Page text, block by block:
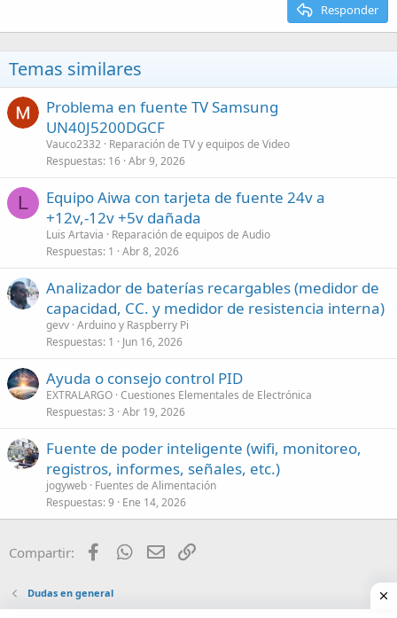
Responder
Temas similares
Problema en fuente TV Samsung
UN40J5200DGCF
Vauco2332 Reparación de TV y equipos de Video
Respuestas 16 Abr 9, 2026
L
Equipo Aiwa con tarjeta de fuente 24v a
+12v,-12v +5v dañada
Luis Artavia
Reparación de equipos de Audio
Respuestas 1 Abr 8, 2026
Analizador de baterías recargables (medidor de
capacidad, CC. y medidor de resistencia interna)
gevv Arduino y Raspberry Pi
Respuestas 1 Jun 16, 2026
Ayuda o consejo control PID
EXTRALARGO Cuestiones Elementales de Electrónica
Respuestas 3 Abr 19, 2026
Fuente de poder inteligente (wifi, monitoreo,
registros, informes, señales, etc.)
jogyweb Fuentes de Alimentación
Respuestas 9 Ene 14, 2026
Compartir: FacebookWhatsApp
Email
Dudas en general